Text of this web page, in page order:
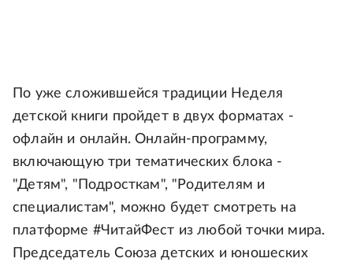
По уже сложившейся традиции Неделя
детской книги пройдет в двух форматах -
офлайн и онлайн. Онлайн-программу,
включающую три тематических блока -
"Детям", "Подросткам", "Родителям и
специалистам", можно будет смотреть на
платформе #ЧитайФест из любой точки мира.
Председатель Союза детских и юношеских